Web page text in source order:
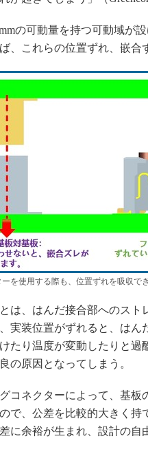
の可動量を持つ可動域が設
、これらの位置ずれ、嵌合
を使用する際も、位置ずれを吸収で
は、はんだ接合部へのスト
実装位置がずれると、はん
たり温度が変動したりと過
の原因となってしまう。
コネクターによって、基板
で、公差を比較的大きく持
に余裕が生まれ、設計の自